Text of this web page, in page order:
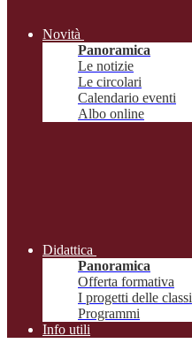
Novità
Panoramica
Le notizie
Le circolari
Calendario eventi
Albo online
Didattica
Panoramica
Offerta formativa
I progetti delle classi
Programmi
Info utili